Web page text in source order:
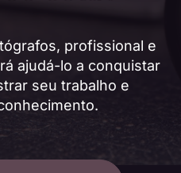
profissional e
ajudá-lo a conquistar
seu trabalho e